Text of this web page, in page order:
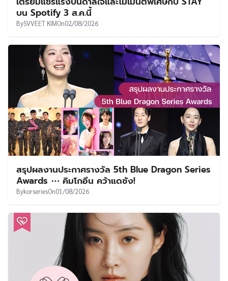
บน Spotify 3 ส.ค.นี้
BySVVEET KIMOn02/08/2026
สรุปผลงานประกาศรางวัล 5th Blue Dragon Series
Awards ⋯ คิมโกอึน คว้าแดซัง!
BykorseriesOn01/08/2026